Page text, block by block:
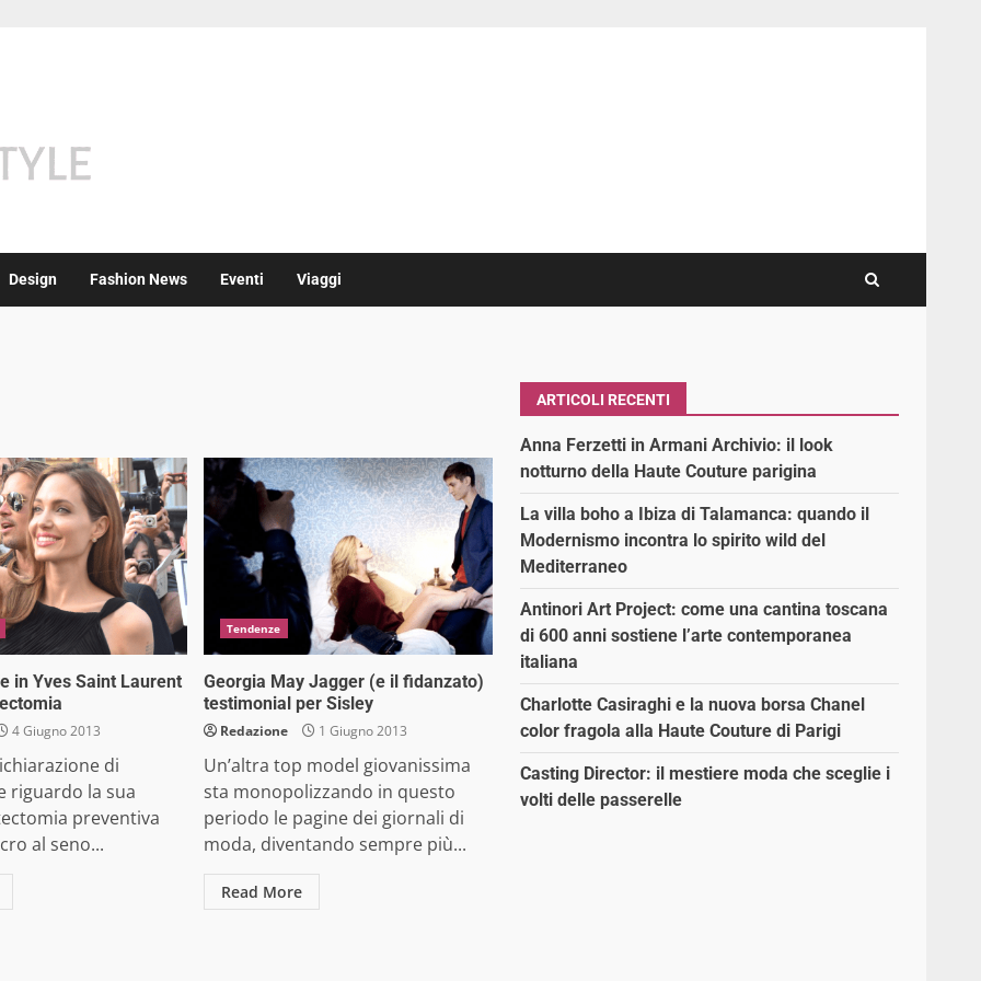
Design Fashion News Eventi Viaggi
in Yves Saint Laurent
4 Giugno 2013
di
riguardo la sua
preventiva
al seno...
Tendenze
Georgia May Jagger (e il fidanzato)
testimonial per Sisley
Redazione 1 Giugno 2013
Un’altra top model giovanissima
sta monopolizzando in questo
periodo le pagine dei giornali di
moda, diventando sempre più...
Read More
ARTICOLI RECENTI
Anna Ferzetti in Armani Archivio: il look
notturno della Haute Couture parigina
La villa boho a Ibiza di Talamanca: quando il
Modernismo incontra lo spirito wild del
Mediterraneo
Antinori Art Project: come una cantina toscana
di 600 anni sostiene l’arte contemporanea
italiana
Charlotte Casiraghi e la nuova borsa Chanel
color fragola alla Haute Couture di Parigi
Casting Director: il mestiere moda che sceglie i
volti delle passerelle